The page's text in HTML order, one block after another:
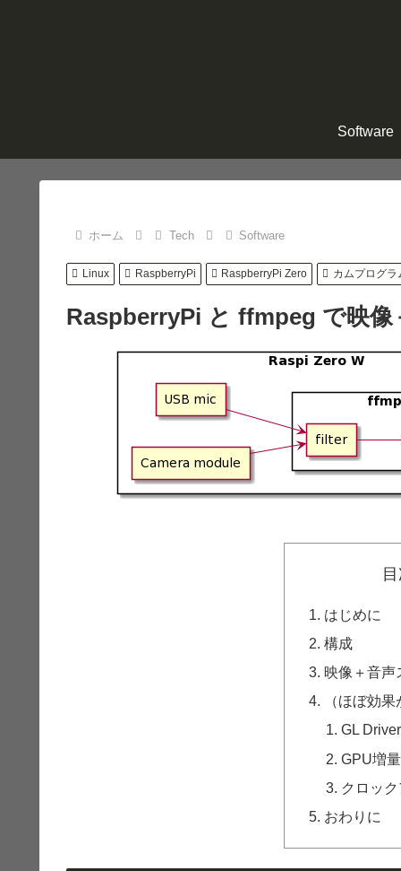
Software
ホーム Tech Software
Linux RaspberryPi RaspberryPi Zero カムプログラ
RaspberryPi と ffmpeg で映像
はじめに
構成
映像＋音声
（ほぼ効
GL
GPU増量
クロッ
おわりに